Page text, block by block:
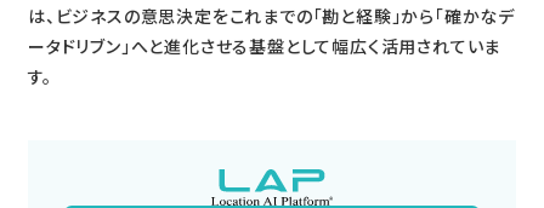
は、ビジネスの意思決定をこれまでの「勘と経験」から「確かなデ
ータドリブン」へと進化させる基盤として幅広く活用されていま
す。